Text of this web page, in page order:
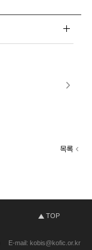
목록
TOP
E-mail: kobis@kofic.or.kr